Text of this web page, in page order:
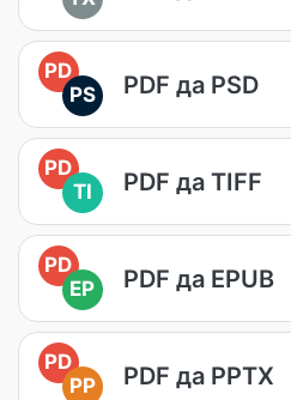
PD
PS
PDF да PSD
PD
TI
PDF да TIFF
PD
EP
PDF да EPUB
PD
PP
PDF да PPTX